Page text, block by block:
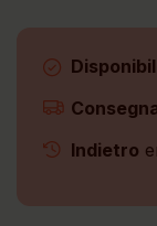
Indietro